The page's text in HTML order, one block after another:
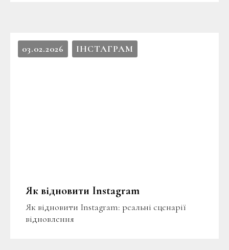
03.02.2026 ІНСТАГРАМ
Як відновити Instagram
Як відновити Instagram: реальні сценарії
відновлення